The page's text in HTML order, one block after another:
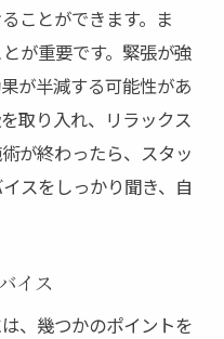
ことができます。ま
が重要です。緊張が強
が半減する可能性があ
取り入れ、リラックス
が終わったら、スタッ
スをしっかり聞き、自
イス
、幾つかのポイントを